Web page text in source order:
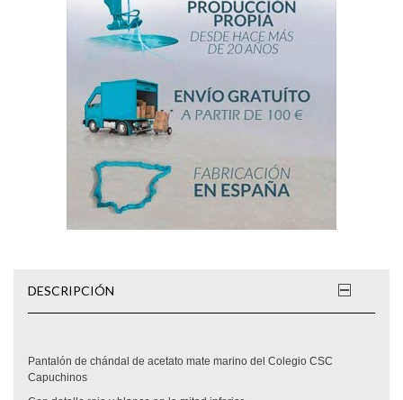
DESCRIPCIÓN
Pantalón de chándal de acetato mate marino del Colegio CSC
Capuchinos